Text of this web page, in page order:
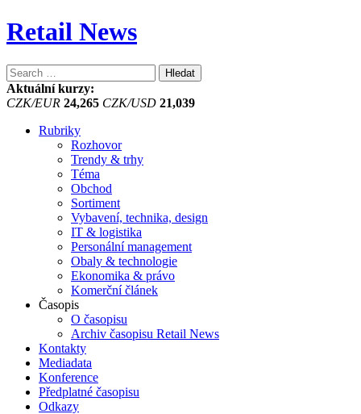
Retail News
Vyhledávání
Aktuální kurzy:
CZK/EUR 24,265 CZK/USD 21,039
Rubriky
Rozhovor
Trendy & trhy
Téma
Obchod
Sortiment
Vybavení, technika, design
IT & logistika
Personální management
Obaly & technologie
Ekonomika & právo
Komerční článek
Časopis
O časopisu
Archiv časopisu Retail News
Kontakty
Mediadata
Konference
Předplatné časopisu
Odkazy